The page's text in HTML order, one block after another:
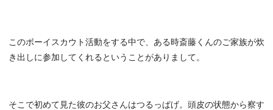
このボーイスカウト活動をする中で、ある時斎藤くんのご家族が炊
き出しに参加してくれるということがありまして。
そこで初めて見た彼のお父さんはつるっぱげ。頭皮の状態から察す